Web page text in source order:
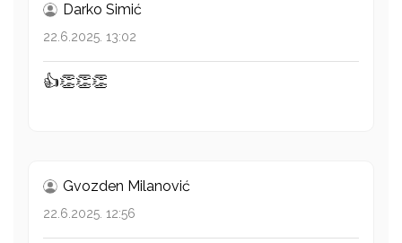
Darko Simić
22.6.2025. 13:02
👍👏👏👏
Gvozden Milanović
22.6.2025. 12:56